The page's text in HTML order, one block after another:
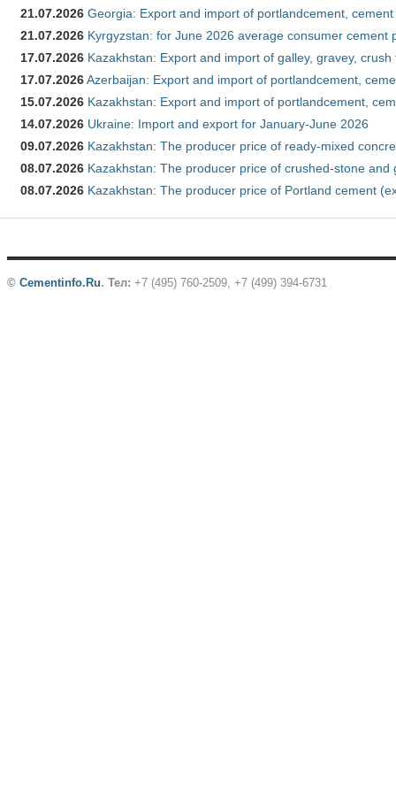
21.07.2026 Georgia: Export and import of portlandcement,
21.07.2026 Kyrgyzstan: for June 2026 average consumer cement
17.07.2026 Kazakhstan: Export and import of galley, gravey,
17.07.2026Azerbaijan: Export and import of portlandcement,
15.07.2026 Kazakhstan: Export and import of portlandcement,
14.07.2026 Ukraine: Import and export for January-June 2026
09.07.2026 Kazakhstan: The producer price of ready-mixed
08.07.2026 Kazakhstan: The producer price of crushed-stone and
08.07.2026 Kazakhstan: The producer price of Portland cement
© Cementinfo.Ru. Тел: +7 (495) 760-2509, +7 (499) 394-6731